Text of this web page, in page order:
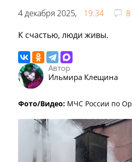
4 декабря 2025, 19:34
8
К счастью, люди живы.
Автор
Ильмира Клещина
Фото/Видео: МЧС России по